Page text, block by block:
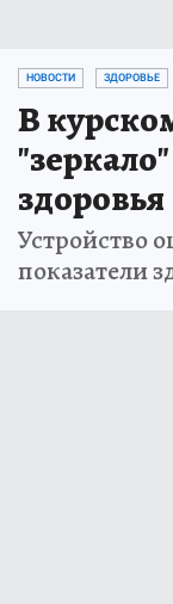
НОВОСТИ ЗДОРОВЬЕ
В
здоровья
Устройство
показатели